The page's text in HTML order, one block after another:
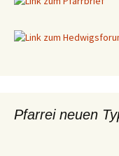
Pfarrei neuen